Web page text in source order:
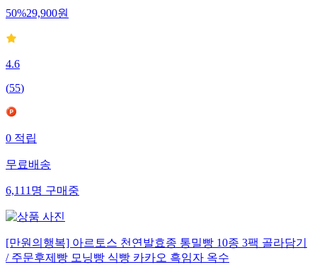
50%29,900원
4.6
(55)
0적립
무료배송
6,111명구매중
[만원의행복] 아르토스 천연발효종 통밀빵 10종 3팩 골라담기
/ 주문후제빵 모닝빵 식빵 카카오 흑임자 옥수